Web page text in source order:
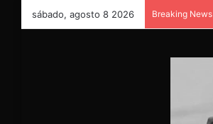
sábado, agosto 8 2026 Breaking News